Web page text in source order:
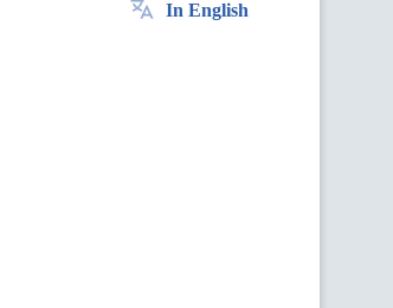
In English